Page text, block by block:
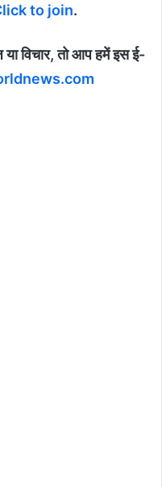
to join.
विचार, तो आप हमें इस ई-